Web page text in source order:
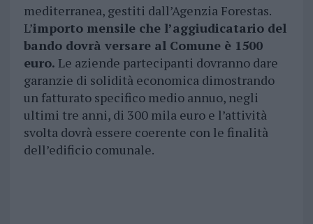
mediterranea, gestiti dall’Agenzia Forestas.
L’importo mensile che l’aggiudicatario del
bando dovrà versare al Comune è 1500
euro. Le aziende partecipanti dovranno dare
garanzie di solidità economica dimostrando
un fatturato specifico medio annuo, negli
ultimi tre anni, di 300 mila euro e l’attività
svolta dovrà essere coerente con le finalità
dell’edificio comunale.